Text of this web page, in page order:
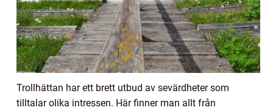
Trollhättan har ett brett utbud av sevärdheter som
tilltalar olika intressen. Här finner man allt från